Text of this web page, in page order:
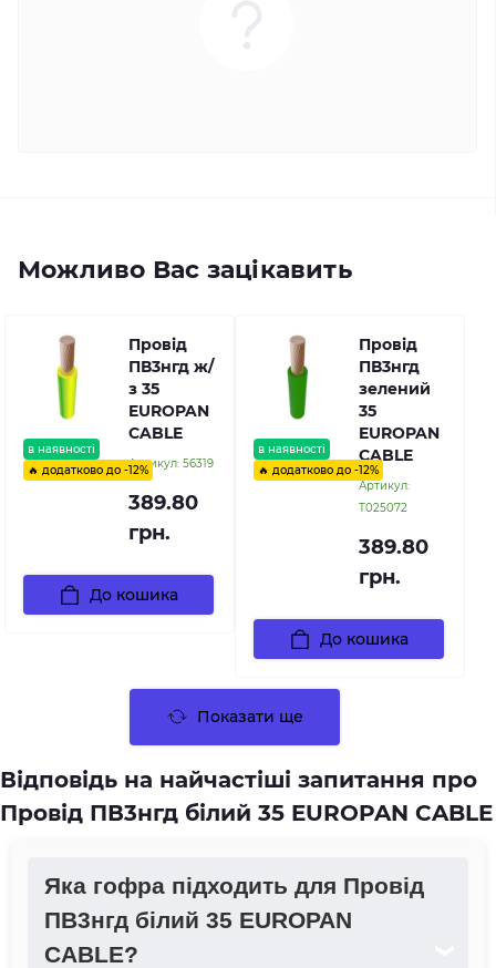
Можливо Вас зацікавить
в наявності
🔥 додатково до -12%
Провід
ПВ3нгд ж/
з 35
EUROPAN
CABLE
Артикул: 56319
389.80
грн.
До кошика
в наявності
🔥 додатково до -12%
Провід
ПВ3нгд
зелений
35
EUROPAN
CABLE
Артикул:
Т025072
389.80
грн.
До кошика
Показати ще
Відповідь на найчастіші запитання про
Провід ПВ3нгд білий 35 EUROPAN CABLE
Яка гофра підходить для Провід
ПВ3нгд білий 35 EUROPAN
CABLE?